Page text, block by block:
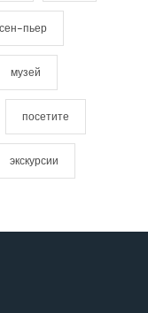
пьер
музей
посетите
экскурсии